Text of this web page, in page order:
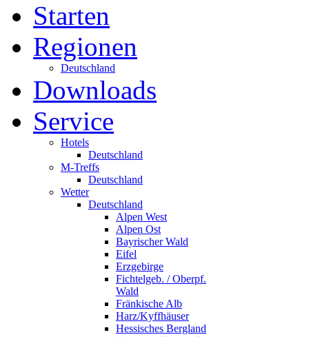
Starten
Regionen
Deutschland
Downloads
Service
Hotels
Deutschland
M-Treffs
Deutschland
Wetter
Deutschland
Alpen West
Alpen Ost
Bayrischer Wald
Eifel
Erzgebirge
Fichtelgeb. / Oberpf.
Wald
Fränkische Alb
Harz/Kyffhäuser
Hessisches Bergland